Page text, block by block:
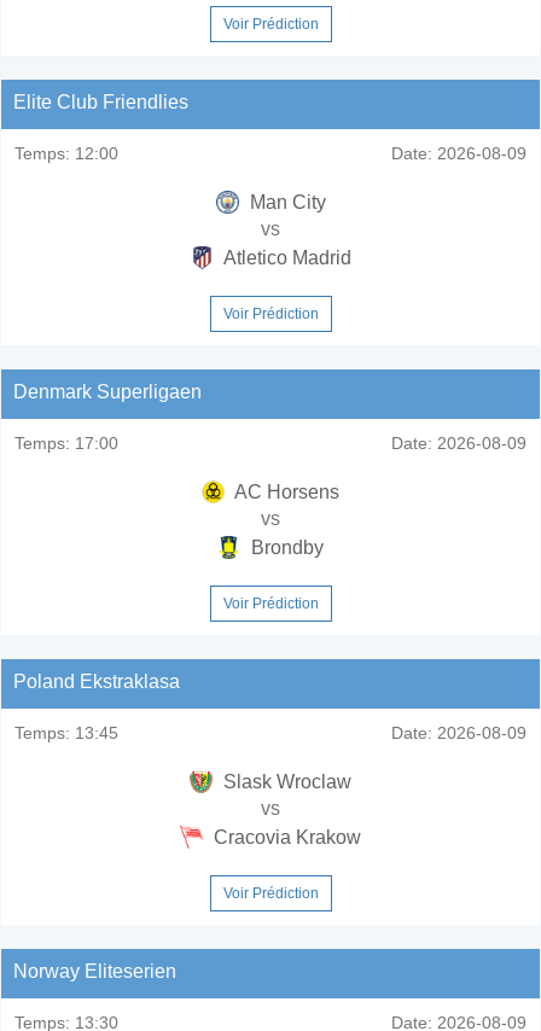
Voir Prédiction
Elite Club Friendlies
Temps: 12:00 Date: 2026-08-09
Man City
vs
Atletico Madrid
Voir Prédiction
Denmark Superligaen
Temps: 17:00 Date: 2026-08-09
AC Horsens
vs
Brondby
Voir Prédiction
Poland Ekstraklasa
Temps: 13:45 Date: 2026-08-09
Slask Wroclaw
vs
Cracovia Krakow
Voir Prédiction
Norway Eliteserien
Temps: 13:30 Date: 2026-08-09